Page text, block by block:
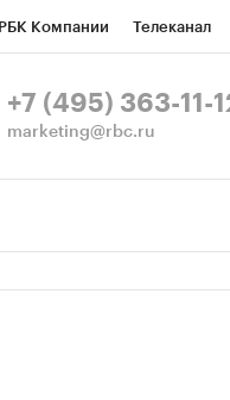
РБК Компании Телеканал
СПб Спецпроекты
+7 (495) 363-11-
marketing@rbc.ru